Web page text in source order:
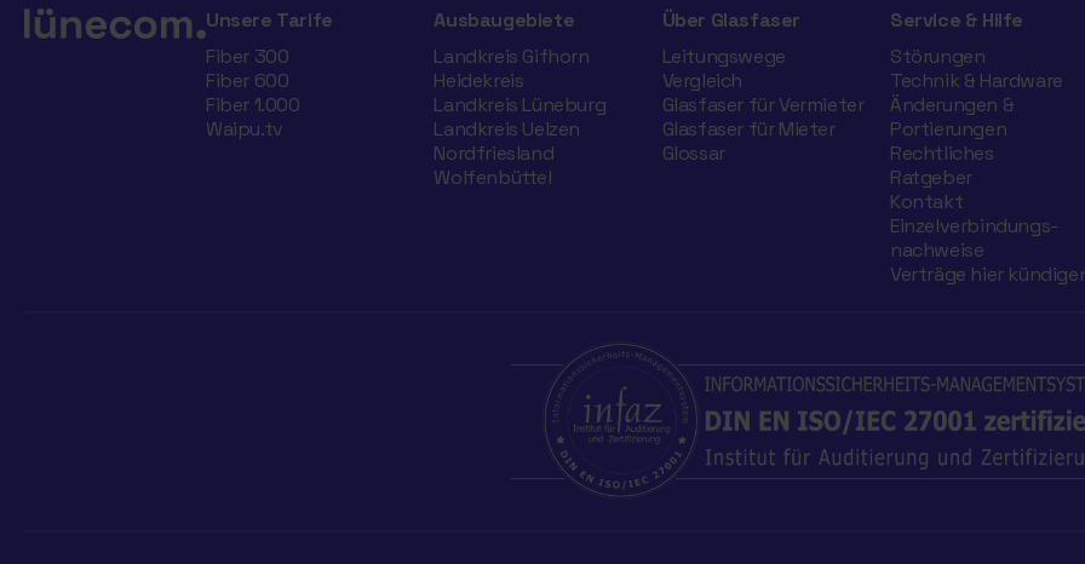
Unsere Tarife
Fiber 300
Fiber 600
Fiber 1.000
Waipu.tv
Ausbaugebiete
Landkreis Gifhorn
Heidekreis
Landkreis Lüneburg
Landkreis Uelzen
Nordfriesland
Wolfenbüttel
Über Glasfaser
Leitungswege
Vergleich
Glasfaser für Vermieter
Glasfaser für Mieter
Glossar
Service & Hilfe
Störungen
Technik & Hardware
Änderungen &
Portierungen
Rechtliches
Ratgeber
Kontakt
Einzelverbindungs­
nachweise
Verträge hier